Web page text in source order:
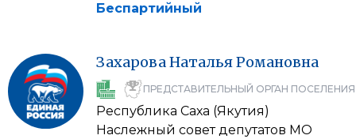
Беспартийный
ЗахароваНатальяРомановна
ПРЕДСТАВИТЕЛЬНЫЙ ОРГАН ПОСЕЛЕНИЯ
Республика Саха (Якутия)
Наслежный совет депутатов МО